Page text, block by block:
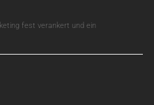
fest verankert und ein